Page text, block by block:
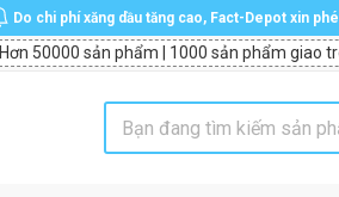
Do chi phí xăng dầu tăng cao, Fact-Depot xin
Hơn 50000 sản phẩm | 1000 sản phẩm giao